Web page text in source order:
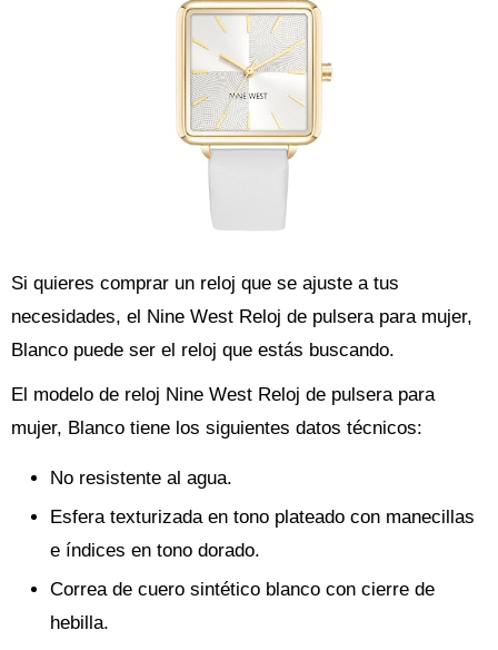
Si quieres comprar un reloj que se ajuste a tus
necesidades, el Nine West Reloj de pulsera para mujer,
Blanco puede ser el reloj que estás buscando.
El modelo de reloj Nine West Reloj de pulsera para
mujer, Blanco tiene los siguientes datos técnicos:
No resistente al agua.
Esfera texturizada en tono plateado con manecillas
e índices en tono dorado.
Correa de cuero sintético blanco con cierre de
hebilla.